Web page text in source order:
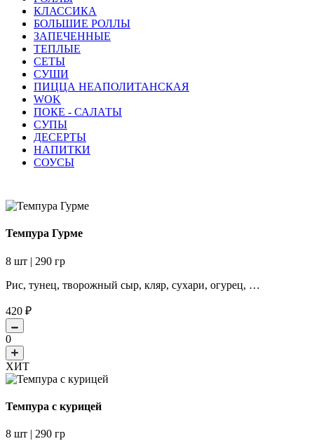
КЛАССИКА
БОЛЬШИЕ РОЛЛЫ
ЗАПЕЧЕННЫЕ
ТЕПЛЫЕ
СЕТЫ
СУШИ
ПИЦЦА НЕАПОЛИТАНСКАЯ
WOK
ПОКЕ - САЛАТЫ
СУПЫ
ДЕСЕРТЫ
НАПИТКИ
СОУСЫ
Темпура Гурме
8 шт | 290 гр
Рис, тунец, творожный сыр, кляр, сухари, огурец, …
420 ₽
0
ХИТ
Темпура с курицей
8 шт | 290 гр